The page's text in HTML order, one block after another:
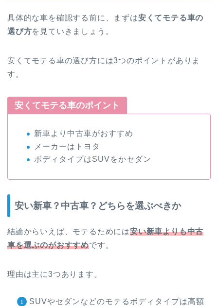
具体的な車を確認する前に、まずは安くてモテる車の
選び方を見ていきましょう。
安くてモテる車の選び方には3つのポイントがありま
す。
安くてモテる車のポイント
新車より中古車がおすすめ
メーカーはトヨタ
ボディタイプはSUVをかセダン
安い新車？中古車？どちらを選ぶべきか
結論からいえば、モテるためには安い新車よりも中古
車を選ぶのがおすすめです。
理由は主に3つあります。
SUVやセダンなどのモテるボディタイプは高額